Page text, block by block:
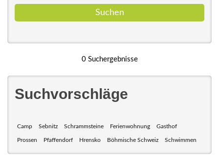
0 Suchergebnisse
Suchvorschläge
Camp Sebnitz Schrammsteine Ferienwohnung Gasthof
Prossen Pfaffendorf Hrensko Böhmische Schweiz Schwimmen